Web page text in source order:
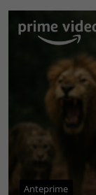
Anteprime